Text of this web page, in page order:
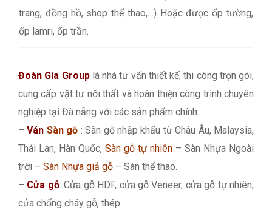
trang, đồng hồ, shop thể thao,…) Hoặc được ốp tường,
ốp lamri, ốp trần.
Đoàn Gia Grouplà nhà tư vấn thiết kế, thi công trọn gói,
cung cấp vật tư nội thất và hoàn thiện công trình chuyên
nghiệp tại Đà nẵng với các sản phẩm chính:
–Ván Sàn gỗ : Sàn gỗ nhập khẩu từ Châu Âu, Malaysia,
Thái Lan, Hàn Quốc, Sàn gỗ tự nhiên – Sàn Nhựa Ngoài
trời – Sàn Nhựa giả gỗ – Sàn thể thao.
– Cửa gỗ: Cửa gỗ HDF, cửa gỗ Veneer, cửa gỗ tự nhiên,
cửa chống cháy gỗ, thép